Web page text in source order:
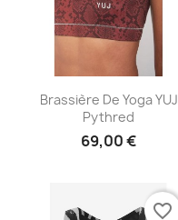
Aperçu rapide
Brassière De Yoga YUJ
Pythred
69,00 €
favorite_border